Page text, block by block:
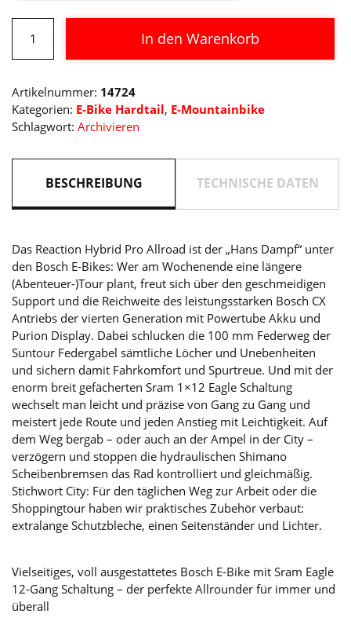
Reaction
Hybrid
625
29
Menge
In den Warenkorb
Artikelnummer: 14724
Kategorien: E-Bike Hardtail, E-Mountainbike
Schlagwort: Archivieren
BESCHREIBUNG TECHNISCHE DATEN
Das Reaction Hybrid Pro Allroad ist der „Hans Dampf“ unter
den Bosch E-Bikes: Wer am Wochenende eine längere
(Abenteuer-)Tour plant, freut sich über den geschmeidigen
Support und die Reichweite des leistungsstarken Bosch CX
Antriebs der vierten Generation mit Powertube Akku und
Purion Display. Dabei schlucken die 100 mm Federweg der
Suntour Federgabel sämtliche Löcher und Unebenheiten
und sichern damit Fahrkomfort und Spurtreue. Und mit der
enorm breit gefächerten Sram 1×12 Eagle Schaltung
wechselt man leicht und präzise von Gang zu Gang und
meistert jede Route und jeden Anstieg mit Leichtigkeit. Auf
dem Weg bergab – oder auch an der Ampel in der City –
verzögern und stoppen die hydraulischen Shimano
Scheibenbremsen das Rad kontrolliert und gleichmäßig.
Stichwort City: Für den täglichen Weg zur Arbeit oder die
Shoppingtour haben wir praktisches Zubehör verbaut:
extralange Schutzbleche, einen Seitenständer und Lichter.
Vielseitiges, voll ausgestattetes Bosch E-Bike mit Sram Eagle
12-Gang Schaltung – der perfekte Allrounder für immer und
überall